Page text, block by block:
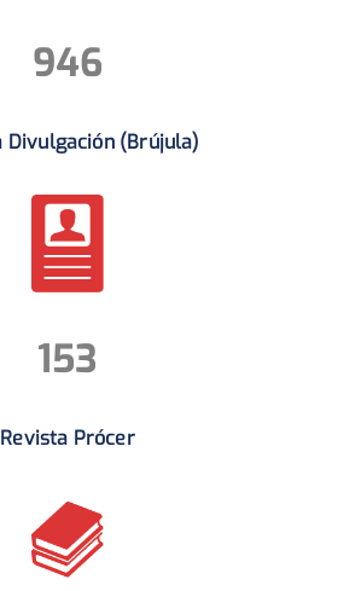
946
Divulgación (Brújula)
153
Revista Prócer